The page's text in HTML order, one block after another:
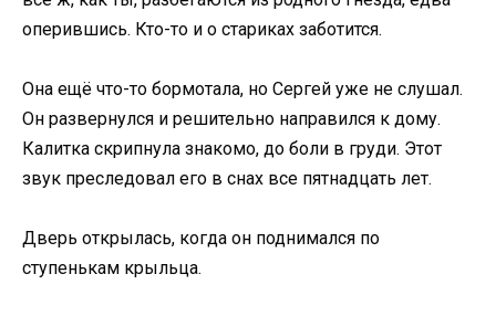
оперившись. Кто-то и о стариках заботится.
Она ещё что-то бормотала, но Сергей уже не слушал.
Он развернулся и решительно направился к дому.
Калитка скрипнула знакомо, до боли в груди. Этот
звук преследовал его в снах все пятнадцать лет.
Дверь открылась, когда он поднимался по
ступенькам крыльца.